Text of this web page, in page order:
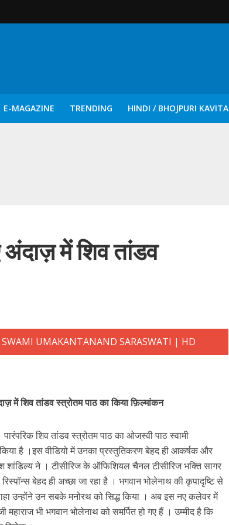
E-MAGAZINE TRENDING HINDI / BHOJPURI KAVITA
जानु हुआ रिलीज, दर्शकों का मिल रहा भरपूर प्यार
गाना जल्द, दुबई की खूबसूरत लोकेशन्स पर हो रही है शूटिंग
अंदाज़ में शिव तांडव
में शिव तांडव स्त्रोतम पाठ का किया फ़िल्मांकन
शिव तांडव स्त्रोतम पाठ का ओजस्वी पाठ स्वामी
है ।इस वीडियो में उनका प्रस्तुतिकरण बेहद ही आकर्षक और
शांडिल्य ने । टीसीरिज के ऑफिशियल चैनल टीसीरिज भक्ति सागर
बेहद ही अच्छा जा रहा है । भगवान भोलेनाथ की कृपादृष्टि से
उन्होंने उन सबके मनोरथ को सिद्ध किया । अब इस नए कलेवर में
भी भगवान भोलेनाथ को समर्पित हो गए हैं । उम्मीद है कि